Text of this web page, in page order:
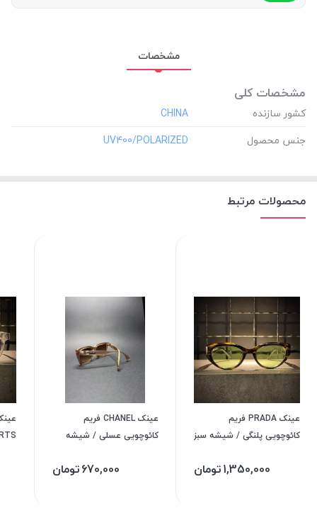
مشخصات
مشخصات کلی
کشور سازنده
‎CHINA
جنس محصول
‎UV400/POLARIZED
محصولات مرتبط
عینک PRADA فریم
کائوچویی پلنگی / شیشه سبز
1,350,000تومان
عینک CHANEL فریم
کائوچویی عسلی / شیشه
670,000تومان